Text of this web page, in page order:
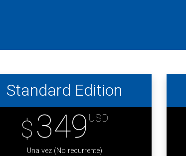
Standard Edition
$349 USD
Una vez (No recurrente)